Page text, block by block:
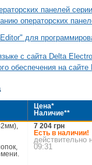
панелей
операторских
для
c сайта Delta
обеспечения на
Цена*
Наличие**
7 204 грн
Есть в наличии!
действительно
09:31